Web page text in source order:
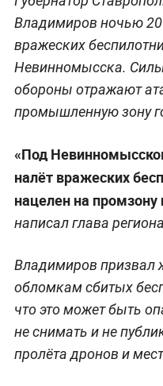
Владимиров ночью
вражеских
Невинномысска.
обороны отражают
промышленную зону
«Под
налёт вражеских
нацелен на промзону
написал глава
Владимиров призвал
обломкам сбитых
что это может быть
не снимать и не
пролёта дронов и